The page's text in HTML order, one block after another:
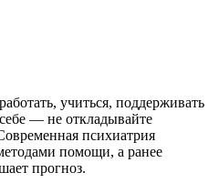
учиться, поддерживать
— не откладывайте
психиатрия
помощи, а ранее
прогноз.